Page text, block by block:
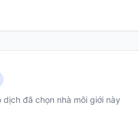
đã chọn nhà môi giới này